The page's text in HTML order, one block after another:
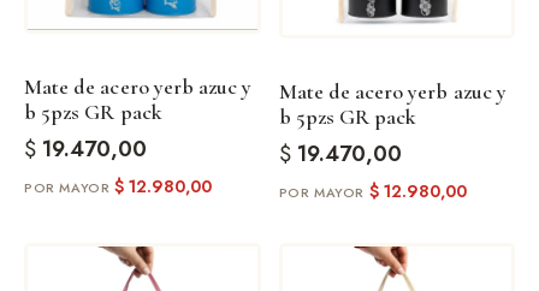
Mate de acero yerb azuc y
b 5pzs GR pack
$ 19.470,00
$ 12.980,00
Mate de acero yerb azuc y
b 5pzs GR pack
$19.470,00
$12.980,00